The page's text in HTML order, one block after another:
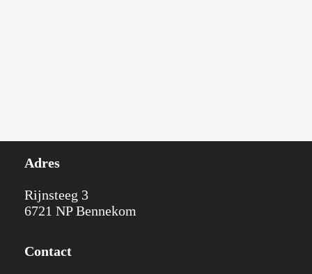
Adres
Rijnsteeg 3
6721 NP Bennekom
Contact